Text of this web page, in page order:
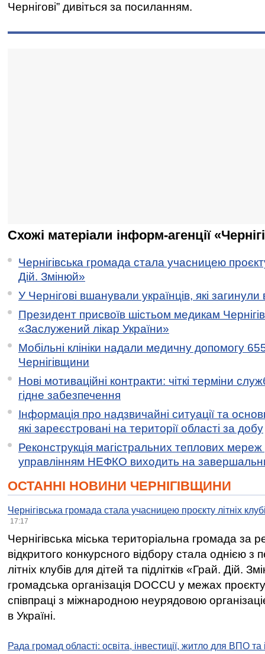
Чернігові” дивіться за посиланням.
Схожі матеріали інформ-агенції
Чернігівська громада стала учасницею
Дій. Змінюй»
У Чернігові вшанували українців, які загинули
Президент присвоїв шістьом медикам
«Заслужений лікар України»
Мобільні клініки надали медичну допомогу
Чернігівщини
Нові мотиваційні контракти: чіткі терміни
гідне забезпечення
Інформація про надзвичайні ситуації та
які зареєстровані на території області за добу
Реконструкція магістральних теплових мереж
управлінням НЕФКО виходить на
ОСТАННІ НОВИНИ ЧЕРНІГІВЩИНИ
Чернігівська громада стала учасницею проєкту літніх
17:17
Чернігівська міська територіальна громада за
відкритого конкурсного відбору стала однією
літніх клубів для дітей та підлітків «Грай. Дій.
громадська організація DOCCU у межах
співпраці з міжнародною неурядовою
в Україні.
Рада громад області: освіта, інвестиції, житло для ВПО